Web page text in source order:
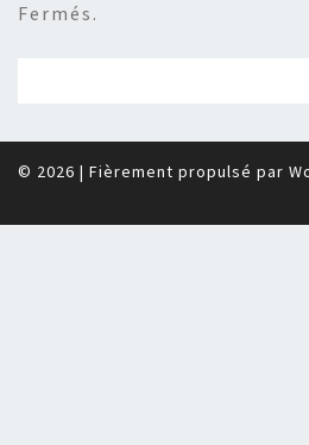
Fermés.
© 2026 | Fièrement propulsé par